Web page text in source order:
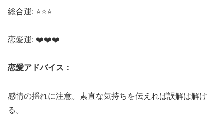
総合運: ⭐⭐⭐
恋愛運: ❤️❤️❤️
恋愛アドバイス：
感情の揺れに注意。素直な気持ちを伝えれば誤解は解け
る。